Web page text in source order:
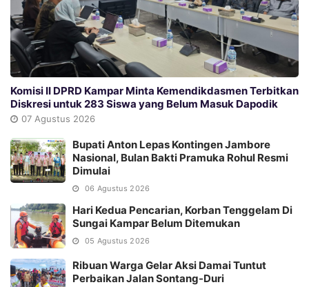
Komisi II DPRD Kampar Minta Kemendikdasmen Terbitkan
Diskresi untuk 283 Siswa yang Belum Masuk Dapodik
07 Agustus 2026
Bupati Anton Lepas Kontingen Jambore
Nasional, Bulan Bakti Pramuka Rohul Resmi
Dimulai
06 Agustus 2026
Hari Kedua Pencarian, Korban Tenggelam Di
Sungai Kampar Belum Ditemukan
05 Agustus 2026
Ribuan Warga Gelar Aksi Damai Tuntut
Perbaikan Jalan Sontang-Duri